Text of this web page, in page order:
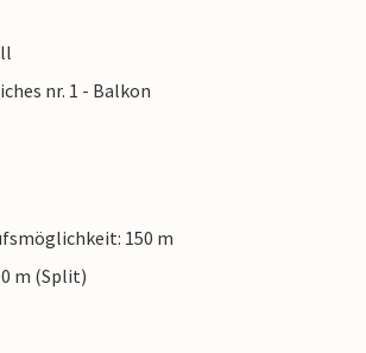
nr. 1 - Balkon
150 m
m (Split)